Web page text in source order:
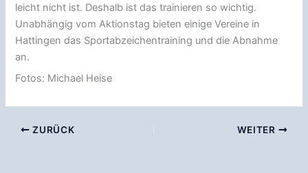
leicht nicht ist. Deshalb ist das trainieren so wichtig.
Unabhängig vom Aktionstag bieten einige Vereine in
Hattingen das Sportabzeichentraining und die Abnahme
an.
Fotos: Michael Heise
ZURÜCK WEITER